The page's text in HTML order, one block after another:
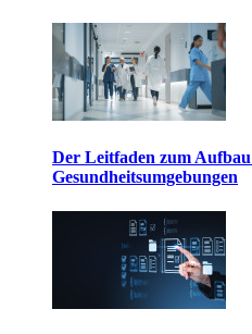
Der Leitfaden zum
Gesundheitsumgebungen